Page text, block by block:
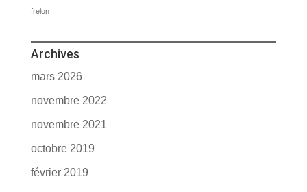
frelon
Archives
mars 2026
novembre 2022
novembre 2021
octobre 2019
février 2019